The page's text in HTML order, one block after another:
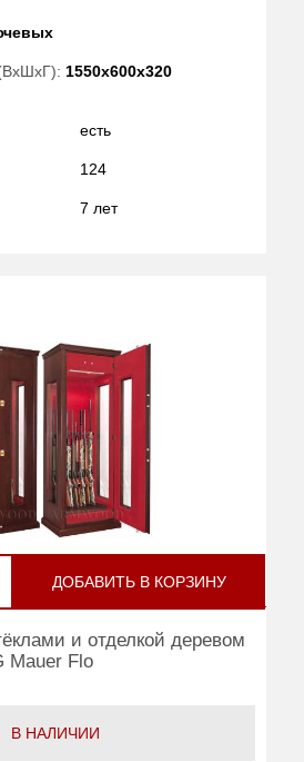
1550x600x320
есть
124
7 лет
ДОБАВИТЬ В КОРЗИНУ
и отделкой деревом
Mauer Flo
В НАЛИЧИИ